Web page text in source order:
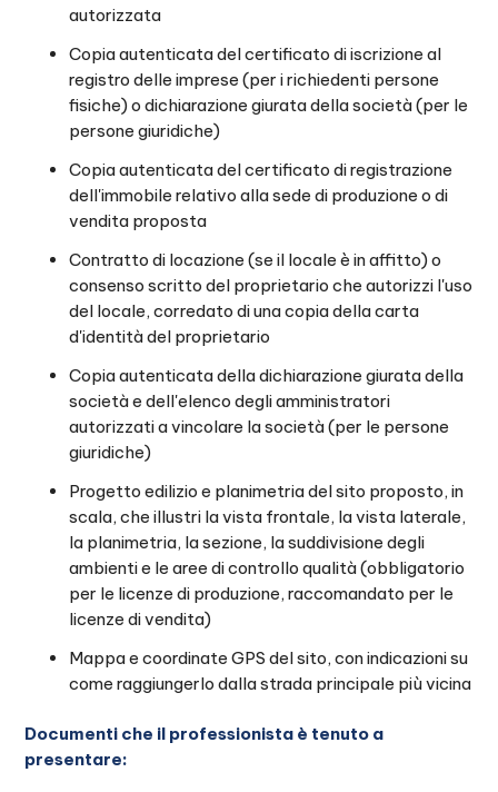
autorizzata
Copia autenticata del certificato di iscrizione al
registro delle imprese (per i richiedenti persone
fisiche) o dichiarazione giurata della società (per le
persone giuridiche)
Copia autenticata del certificato di registrazione
dell'immobile relativo alla sede di produzione o di
vendita proposta
Contratto di locazione (se il locale è in affitto) o
consenso scritto del proprietario che autorizzi l'uso
del locale, corredato di una copia della carta
d'identità del proprietario
Copia autenticata della dichiarazione giurata della
società e dell'elenco degli amministratori
autorizzati a vincolare la società (per le persone
giuridiche)
Progetto edilizio e planimetria del sito proposto, in
scala, che illustri la vista frontale, la vista laterale,
la planimetria, la sezione, la suddivisione degli
ambienti e le aree di controllo qualità (obbligatorio
per le licenze di produzione, raccomandato per le
licenze di vendita)
Mappa e coordinate GPS del sito, con indicazioni su
come raggiungerlo dalla strada principale più vicina
Documenti che il professionista è tenuto a
presentare: